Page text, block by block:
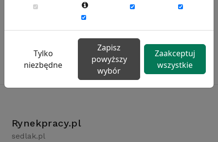
Rynekpracy.pl
sedlak.pl
Tylko
niezbędne
Zapisz
powyższy
wybór
Zaakceptuj
wszystkie